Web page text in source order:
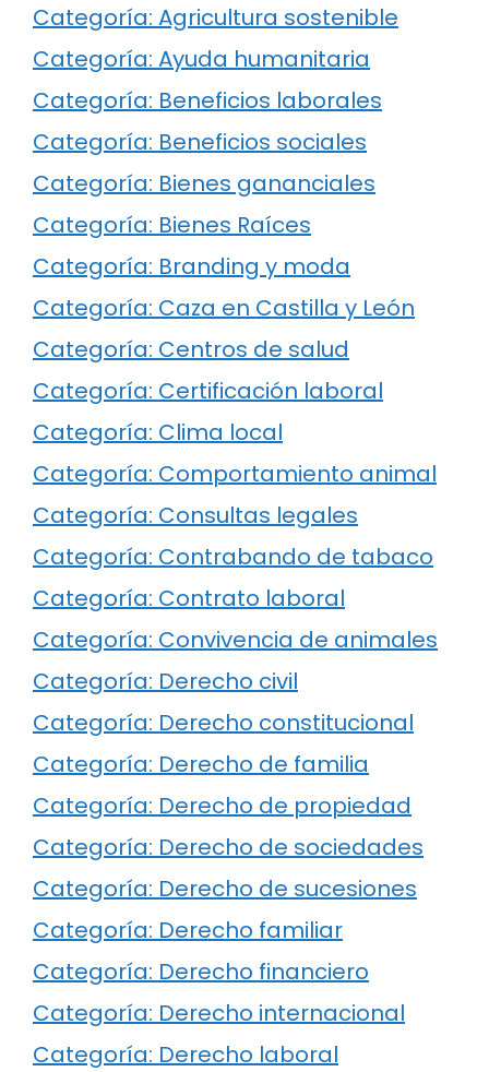
Categoría: Agricultura sostenible
Categoría: Ayuda humanitaria
Categoría: Beneficios laborales
Categoría: Beneficios sociales
Categoría: Bienes gananciales
Categoría: Bienes Raíces
Categoría: Branding y moda
Categoría: Caza en Castilla y León
Categoría: Centros de salud
Categoría: Certificación laboral
Categoría: Clima local
Categoría: Comportamiento animal
Categoría: Consultas legales
Categoría: Contrabando de tabaco
Categoría: Contrato laboral
Categoría: Convivencia de animales
Categoría: Derecho civil
Categoría: Derecho constitucional
Categoría: Derecho de familia
Categoría: Derecho de propiedad
Categoría: Derecho de sociedades
Categoría: Derecho de sucesiones
Categoría: Derecho familiar
Categoría: Derecho financiero
Categoría: Derecho internacional
Categoría: Derecho laboral